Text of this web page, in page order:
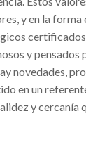
y en la forma
y pensados
novedades,
en un
y cercanía